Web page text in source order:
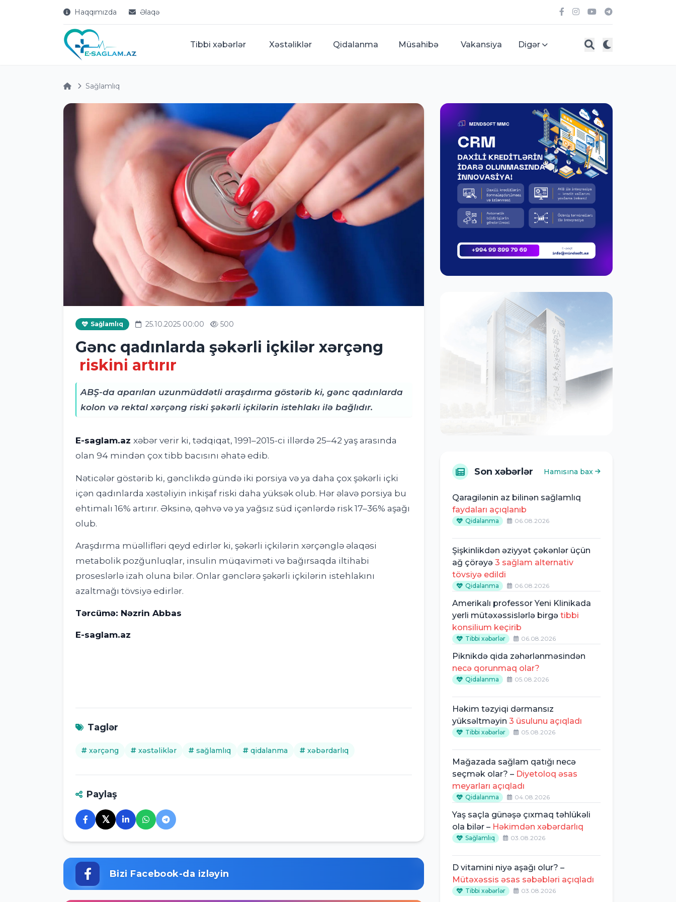
Haqqımızda Əlaqə
Tibbi xəbərlər Xəstəliklər Qidalanma Müsahibə Vakansiya Digər
Sağlamlıq
Sağlamlıq 25.10.2025 00:00 500
Gənc qadınlarda şəkərli içkilər xərçəng
riskini artırır
ABŞ-da aparılan uzunmüddətli araşdırma göstərib ki, gənc qadınlarda
kolon və rektal xərçəng riski şəkərli içkilərin istehlakı ilə bağlıdır.
E-saglam.az xəbər verir ki, tədqiqat, 1991–2015-ci illərdə 25–42 yaş arasında
olan 94 mindən çox tibb bacısını əhatə edib.
Nəticələr göstərib ki, gənclikdə gündə iki porsiya və ya daha çox şəkərli içki
içən qadınlarda xəstəliyin inkişaf riski daha yüksək olub. Hər əlavə porsiya bu
ehtimalı 16% artırır. Əksinə, qəhvə və ya yağsız süd içənlərdə risk 17–36% aşağı
olub.
Araşdırma müəllifləri qeyd edirlər ki, şəkərli içkilərin xərçənglə əlaqəsi
metabolik pozğunluqlar, insulin müqaviməti və bağırsaqda iltihabi
proseslərlə izah oluna bilər. Onlar gənclərə şəkərli içkilərin istehlakını
azaltmağı tövsiyə edirlər.
Tərcümə: Nəzrin Abbas
E-saglam.az
Taglər
xərçəng xəstəliklər sağlamlıq qidalanma xəbərdarlıq
Paylaş
𝕏
Bizi Facebook-da izləyin
Son xəbərlər Hamısına bax
Qaragilənin az bilinən sağlamlıq
faydaları açıqlanıb
Qidalanma 06.08.2026
Şişkinlikdən əziyyət çəkənlər üçün
ağ çörəyə3 sağlam alternativ
tövsiyə edildi
Qidalanma 06.08.2026
Amerikalı professor Yeni Klinikada
yerli mütəxəssislərlə birgətibbi
konsilium keçirib
Tibbi xəbərlər 06.08.2026
Piknikdə qida zəhərlənməsindən
necə qorunmaq olar?
Qidalanma 05.08.2026
Həkim təzyiqi dərmansız
yüksəltməyin3 üsulunu açıqladı
Tibbi xəbərlər 05.08.2026
Mağazada sağlam qatığı necə
seçmək olar? – Diyetoloq əsas
meyarları açıqladı
Qidalanma 04.08.2026
Yaş saçla günəşə çıxmaq təhlükəli
ola bilər – Həkimdən xəbərdarlıq
Sağlamlıq 03.08.2026
D vitamini niyə aşağı olur? –
Mütəxəssis əsas səbəbləri açıqladı
Tibbi xəbərlər 03.08.2026